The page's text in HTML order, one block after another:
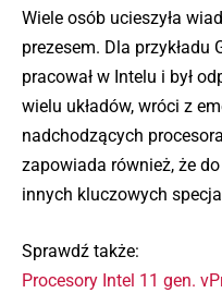
Wiele osób ucieszyła
prezesem. Dla przykładu
pracował w Intelu i był
wielu układów, wróci z
nadchodzących
zapowiada również, że
innych kluczowych
Sprawdź także:
Procesory Intel 11 gen.